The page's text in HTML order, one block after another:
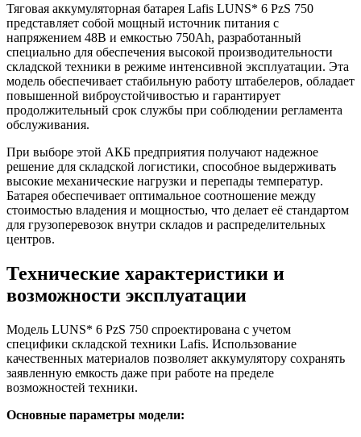
Тяговая аккумуляторная батарея Lafis LUNS* 6 PzS 750
представляет собой мощный источник питания с
напряжением 48В и емкостью 750Ah, разработанный
специально для обеспечения высокой производительности
складской техники в режиме интенсивной эксплуатации. Эта
модель обеспечивает стабильную работу штабелеров, обладает
повышенной виброустойчивостью и гарантирует
продолжительный срок службы при соблюдении регламента
обслуживания.
При выборе этой АКБ предприятия получают надежное
решение для складской логистики, способное выдерживать
высокие механические нагрузки и перепады температур.
Батарея обеспечивает оптимальное соотношение между
стоимостью владения и мощностью, что делает её стандартом
для грузоперевозок внутри складов и распределительных
центров.
Технические характеристики и
возможности эксплуатации
Модель LUNS* 6 PzS 750 спроектирована с учетом
специфики складской техники Lafis. Использование
качественных материалов позволяет аккумулятору сохранять
заявленную емкость даже при работе на пределе
возможностей техники.
Основные параметры модели: